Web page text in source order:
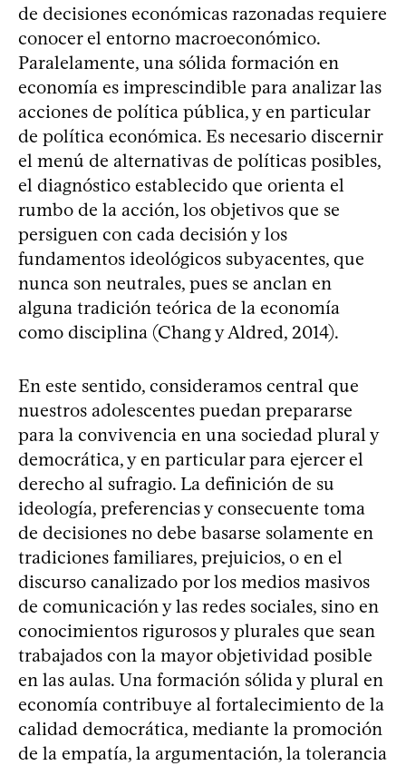
de decisiones económicas razonadas requiere
conocer el entorno macroeconómico.
Paralelamente, una sólida formación en
economía es imprescindible para analizar las
acciones de política pública, y en particular
de política económica. Es necesario discernir
el menú de alternativas de políticas posibles,
el diagnóstico establecido que orienta el
rumbo de la acción, los objetivos que se
persiguen con cada decisión y los
fundamentos ideológicos subyacentes, que
nunca son neutrales, pues se anclan en
alguna tradición teórica de la economía
como disciplina (Chang y Aldred, 2014).
En este sentido, consideramos central que
nuestros adolescentes puedan prepararse
para la convivencia en una sociedad plural y
democrática, y en particular para ejercer el
derecho al sufragio. La definición de su
ideología, preferencias y consecuente toma
de decisiones no debe basarse solamente en
tradiciones familiares, prejuicios, o en el
discurso canalizado por los medios masivos
de comunicación y las redes sociales, sino en
conocimientos rigurosos y plurales que sean
trabajados con la mayor objetividad posible
en las aulas. Una formación sólida y plural en
economía contribuye al fortalecimiento de la
calidad democrática, mediante la promoción
de la empatía, la argumentación, la tolerancia